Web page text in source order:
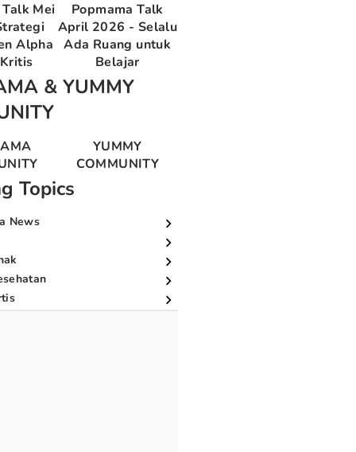
Mei
Alpha
Popmama Talk
April 2026 - Selalu
Ada Ruang untuk
Belajar
& YUMMY
YUMMY
COMMUNITY
Topics
News